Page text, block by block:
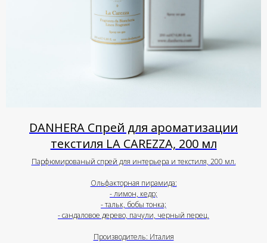
DANHERA Спрей для ароматизации
текстиля LA CAREZZA, 200 мл
Парфюмированый спрей для интерьера и текстиля, 200 мл.
Ольфакторная пирамида:
- лимон, кедр;
- тальк, бобы тонка;
- сандаловое дерево, пачули, черный перец.
Производитель: Италия